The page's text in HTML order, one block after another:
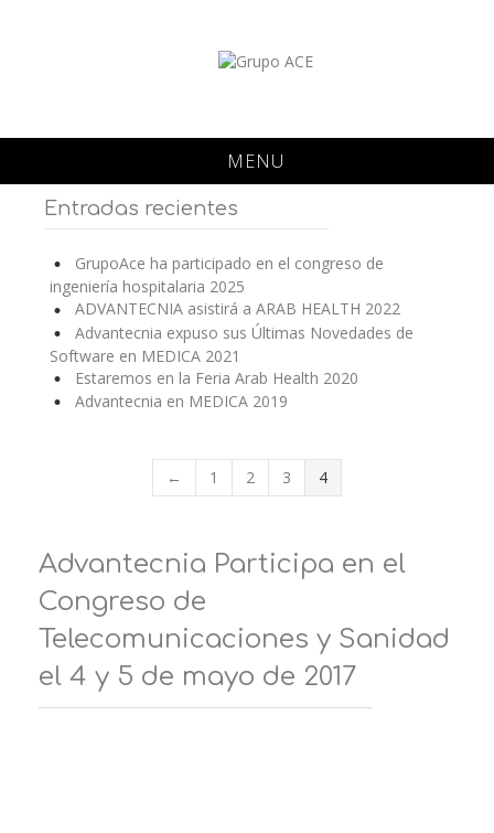
MENU
Entradas recientes
GrupoAce ha participado en el congreso de
ingeniería hospitalaria 2025
ADVANTECNIA asistirá a ARAB HEALTH 2022
Advantecnia expuso sus Últimas Novedades de
Software en MEDICA 2021
Estaremos en la Feria Arab Health 2020
Advantecnia en MEDICA 2019
← 1 2 3 4
Advantecnia Participa en el
Congreso de
Telecomunicaciones y Sanidad
el 4 y 5 de mayo de 2017